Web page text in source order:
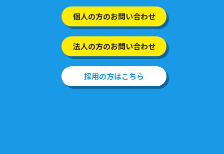
個人の方のお問い合わせ
法人の方のお問い合わせ
採用の方はこちら